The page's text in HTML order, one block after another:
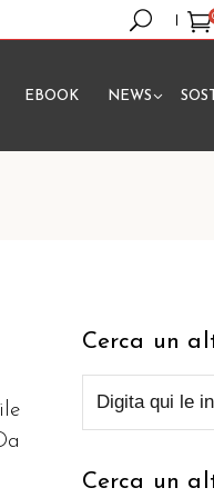
prodotto nel
EBOOK NEWS
Cerca un
Cerca un